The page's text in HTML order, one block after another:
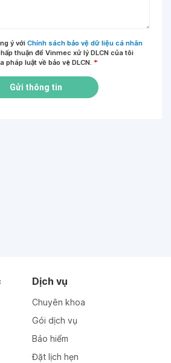
ý với Chính sách bảo vệ dữ liệu cá nhân
thuận để Vinmec xử lý DLCN của tôi
pháp luật về bảo vệ DLCN. *
Gửi thông tin
Dịch vụ
Chuyên khoa
Gói dịch vụ
Bảo hiểm
Đặt lịch hẹn